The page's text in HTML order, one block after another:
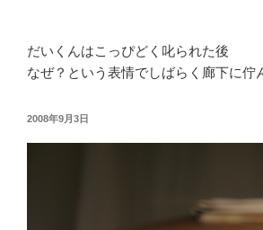
だいくんはこっぴどく叱られた後
なぜ？という表情でしばらく廊下に佇
投
2008年9月3日